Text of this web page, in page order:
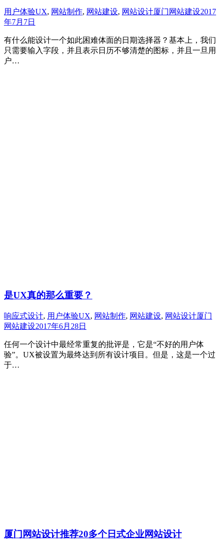
用户体验UX, 网站制作, 网站建设, 网站设计厦门网站建设2017
年7月7日
有什么能设计一个如此困难体面的日期选择器？基本上，我们
只需要输入字段，并且表示日历不够清楚的图标，并且一旦用
户…
是UX真的那么重要？
响应式设计, 用户体验UX, 网站制作, 网站建设, 网站设计厦门
网站建设2017年6月28日
任何一个设计中最经常重复的批评是，它是“不好的用户体
验”。UX被设置为最终达到所有设计项目。但是，这是一个过
于…
厦门网站设计推荐20多个日式企业网站设计